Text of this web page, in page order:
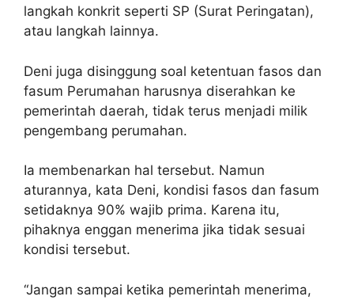
langkah konkrit seperti SP (Surat Peringatan),
atau langkah lainnya.
Deni juga disinggung soal ketentuan fasos dan
fasum Perumahan harusnya diserahkan ke
pemerintah daerah, tidak terus menjadi milik
pengembang perumahan.
Ia membenarkan hal tersebut. Namun
aturannya, kata Deni, kondisi fasos dan fasum
setidaknya 90% wajib prima. Karena itu,
pihaknya enggan menerima jika tidak sesuai
kondisi tersebut.
“Jangan sampai ketika pemerintah menerima,